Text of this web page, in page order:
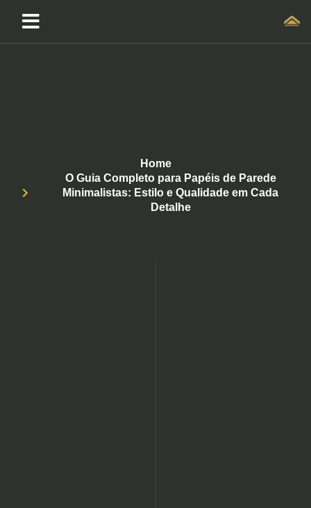
Home
O Guia Completo para Papéis de Parede
Minimalistas: Estilo e Qualidade em Cada
Detalhe